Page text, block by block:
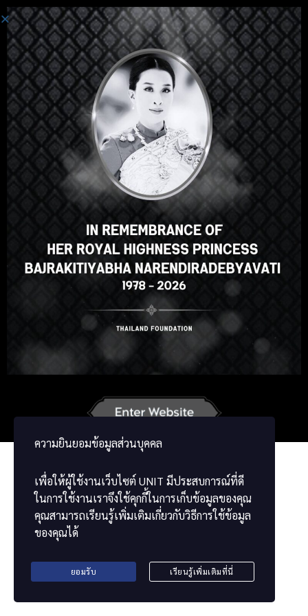
ເຂົ້າສູ່ລະບົບ
Hey there, great course, right?
Do you like this course?
ENROLL COURSE
ความยินยอมข้อมูลส่วนบุคคล
เพื่อให้ผู้ใช้งานเว็บไซต์ UNIT มีประสบการณ์ที่ดี
ในการใช้งานเราจึงใช้คุกกี้ในการเก็บข้อมูลของคุณ
คุณสามารถเรียนรู้เพิ่มเติมเกี่ยวกับวิธีการใช้ข้อมูล
ของคุณได้
ยอมรับ เรียนรู้เพิ่มเติมที่นี่
Select your language
English ภาษาไทย
Korean Japanese
Vietnamese